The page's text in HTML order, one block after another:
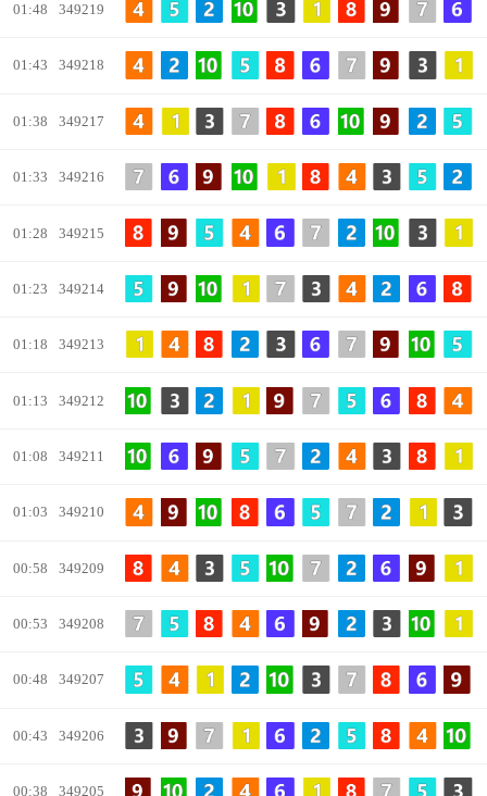
01:48 349219
01:43 349218
01:38 349217
01:33 349216
01:28 349215
01:23 349214
01:18 349213
01:13 349212
01:08 349211
01:03 349210
00:58 349209
00:53 349208
00:48 349207
00:43 349206
00:38 349205